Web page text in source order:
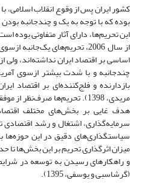
کشور ایران پس از وقوع انقلاب اسلامی،
بوده که با توجه به یک و چندجانبه
این تحریم‌ها، دارای آثار متفاوتی
از سال 2006، تحریم‌های
چندجانبه و با شدت بیشتر از‌سوی
بازدارنده و فلج‌کننده‌ای بر اقتصاد
مریدی، 1398). تحریم‌ها
هدف غایی بر بخش‌های مختلف
سرمایه‌گذاری، اشتغال و رشد اقتصادی
سیاستگذاری‌های دقیق در این حوزه‌ها
میزان اثرگذاری تحریم بر این بخش‌ها تا
و راهکارهای رسیدن به توسعه در
(گرشاسبی و یوسفی، 1395).